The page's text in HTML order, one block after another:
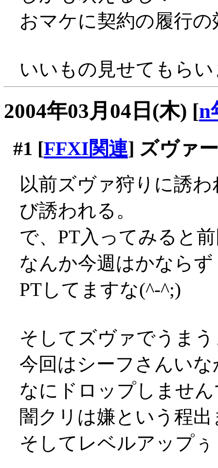
おマケに契約の履行
いいもの見せてもら
2004年03月04日(木) [n
#1 [FFXI関連] ズヴァ
以前ズヴァ狩りに誘
び誘われる。
で、PT入ってみると
なんか今週はかなら
PTしてますな(^-^;)
そしてズヴァでうま
今回はシーフさんい
なにドロップしませ
闇クリは嫌という程
そしてレベルアップ